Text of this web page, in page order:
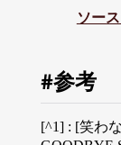
ソー
参考
[^1] : [笑わ